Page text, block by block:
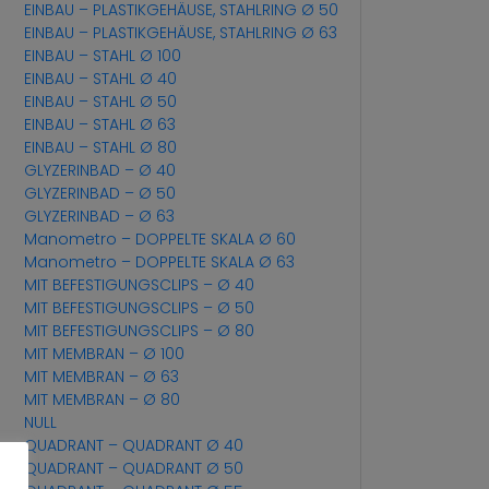
EINBAU – PLASTIKGEHÄUSE, STAHLRING Ø 50
EINBAU – PLASTIKGEHÄUSE, STAHLRING Ø 63
EINBAU – STAHL Ø 100
EINBAU – STAHL Ø 40
EINBAU – STAHL Ø 50
EINBAU – STAHL Ø 63
EINBAU – STAHL Ø 80
GLYZERINBAD – Ø 40
GLYZERINBAD – Ø 50
GLYZERINBAD – Ø 63
Manometro – DOPPELTE SKALA Ø 60
Manometro – DOPPELTE SKALA Ø 63
MIT BEFESTIGUNGSCLIPS – Ø 40
MIT BEFESTIGUNGSCLIPS – Ø 50
MIT BEFESTIGUNGSCLIPS – Ø 80
MIT MEMBRAN – Ø 100
MIT MEMBRAN – Ø 63
MIT MEMBRAN – Ø 80
NULL
QUADRANT – QUADRANT Ø 40
QUADRANT – QUADRANT Ø 50